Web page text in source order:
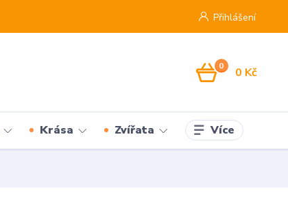
Přihlášení
0 0 Kč
Krása Zvířata Více